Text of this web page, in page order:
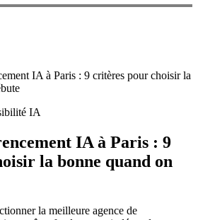
IA à Paris : 9 critères pour choisir la
IA
IA à Paris : 9
la bonne quand on
la meilleure agence de